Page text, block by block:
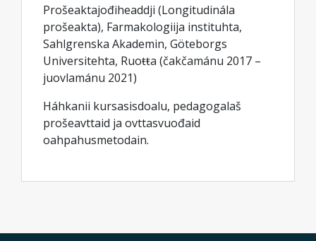
Prošeaktajođiheaddji (Longitudinála
prošeakta), Farmakologiija instituhta,
Sahlgrenska Akademin, Göteborgs
Universitehta, Ruoŧŧa (čakčamánu 2017 –
juovlamánu 2021)
Háhkanii kursasisdoalu, pedagogalaš
prošeavttaid ja ovttasvuođaid
oahpahusmetodain.